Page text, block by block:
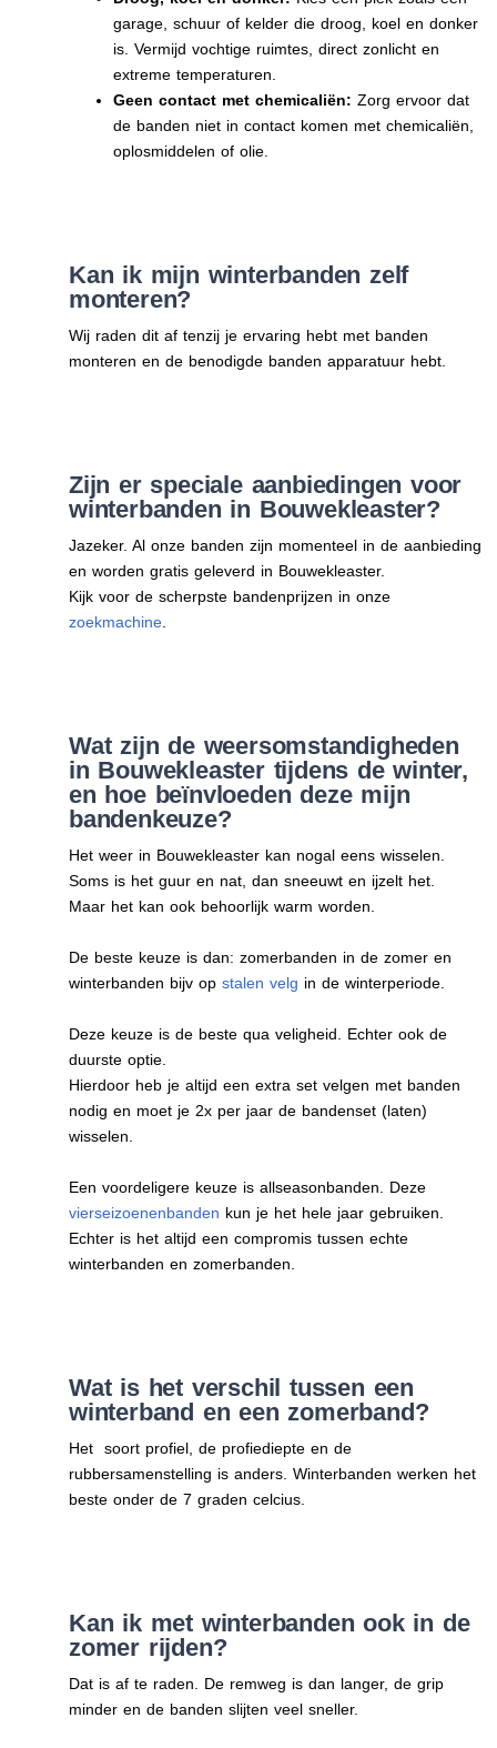
garage, schuur of kelder die droog, koel en donker
is. Vermijd vochtige ruimtes, direct zonlicht en
extreme temperaturen.
Geen contact met chemicaliën: Zorg ervoor dat
de banden niet in contact komen met chemicaliën,
oplosmiddelen of olie.
Kan ik mijn winterbanden zelf
monteren?
Wij raden dit af tenzij je ervaring hebt met banden
monteren en de benodigde banden apparatuur hebt.
Zijn er speciale aanbiedingen voor
winterbanden in Bouwekleaster?
Jazeker. Al onze banden zijn momenteel in de aanbieding
en worden gratis geleverd in Bouwekleaster.
Kijk voor de scherpste bandenprijzen in onze
zoekmachine.
Wat zijn de weersomstandigheden
in Bouwekleaster tijdens de winter,
en hoe beïnvloeden deze mijn
bandenkeuze?
Het weer in Bouwekleaster kan nogal eens wisselen.
Soms is het guur en nat, dan sneeuwt en ijzelt het.
Maar het kan ook behoorlijk warm worden.
De beste keuze is dan: zomerbanden in de zomer en
winterbanden bijv op stalen velg in de winterperiode.
Deze keuze is de beste qua veligheid. Echter ook de
duurste optie.
Hierdoor heb je altijd een extra set velgen met banden
nodig en moet je 2x per jaar de bandenset (laten)
wisselen.
Een voordeligere keuze is allseasonbanden. Deze
vierseizoenenbanden kun je het hele jaar gebruiken.
Echter is het altijd een compromis tussen echte
winterbanden en zomerbanden.
Wat is het verschil tussen een
winterband en een zomerband?
Het soort profiel, de profiediepte en de
rubbersamenstelling is anders. Winterbanden werken het
beste onder de 7 graden celcius.
Kan ik met winterbanden ook in de
zomer rijden?
Dat is af te raden. De remweg is dan langer, de grip
minder en de banden slijten veel sneller.